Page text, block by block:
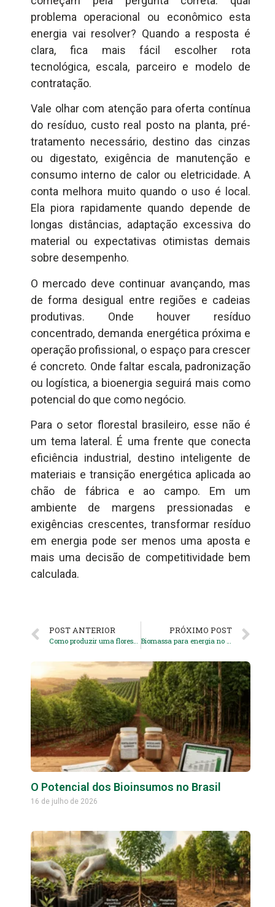
problema operacional ou econômico esta
energia vai resolver? Quando a resposta é
clara, fica mais fácil escolher rota
tecnológica, escala, parceiro e modelo de
contratação.
Vale olhar com atenção para oferta contínua
do resíduo, custo real posto na planta, pré-
tratamento necessário, destino das cinzas
ou digestato, exigência de manutenção e
consumo interno de calor ou eletricidade. A
conta melhora muito quando o uso é local.
Ela piora rapidamente quando depende de
longas distâncias, adaptação excessiva do
material ou expectativas otimistas demais
sobre desempenho.
O mercado deve continuar avançando, mas
de forma desigual entre regiões e cadeias
produtivas. Onde houver resíduo
concentrado, demanda energética próxima e
operação profissional, o espaço para crescer
é concreto. Onde faltar escala, padronização
ou logística, a bioenergia seguirá mais como
potencial do que como negócio.
Para o setor florestal brasileiro, esse não é
um tema lateral. É uma frente que conecta
eficiência industrial, destino inteligente de
materiais e transição energética aplicada ao
chão de fábrica e ao campo. Em um
ambiente de margens pressionadas e
exigências crescentes, transformar resíduo
em energia pode ser menos uma aposta e
mais uma decisão de competitividade bem
calculada.
POST ANTERIOR
Como produzir uma floresta energética
PRÓXIMO POST
Biomassa para energia no setor florestal
O Potencial dos Bioinsumos no Brasil
16 de julho de 2026